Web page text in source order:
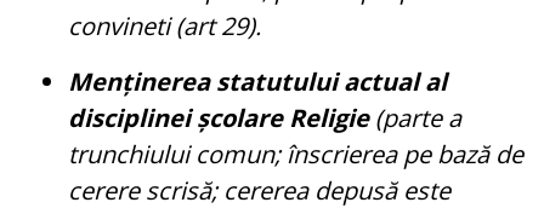
convineti (art 29).
Menținerea statutului actual al
disciplinei școlare Religie(parte a
trunchiului comun; înscrierea pe bază de
cerere scrisă; cererea depusă este